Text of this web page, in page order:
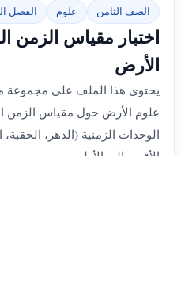
الصف الثامن علوم الفصل
اختبار مقياس الزمن
الأرض
يحتوي هذا الملف على مجموعة من
علوم الأرض حول مقياس الزمن
الوحدات الزمنية (الدهر،
الأقصر إلى الأطو...